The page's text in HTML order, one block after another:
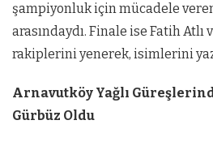
şampiyonluk için mücadele
arasındaydı. Finale ise Fatih Atlı
rakiplerini yenerek, isimlerini
Arnavutköy Yağlı
Gürbüz Oldu